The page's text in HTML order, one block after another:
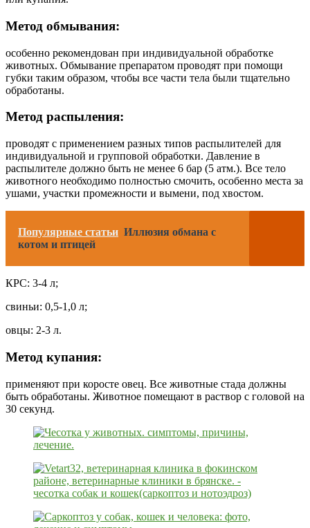
Метод обмывания:
особенно рекомендован при индивидуальной обработке
животных. Обмывание препаратом проводят при помощи
губки таким образом, чтобы все части тела были тщательно
обработаны.
Метод распыления:
проводят с применением разных типов распылителей для
индивидуальной и групповой обработки. Давление в
распылителе должно быть не менее 6 бар (5 атм.). Все тело
животного необходимо полностью смочить, особенно места за
ушами, участки промежности и вымени, под хвостом.
Популярные статьи Иллюзия обмана с
котом и птицей
КРС: 3-4 л;
свиньи: 0,5-1,0 л;
овцы: 2-3 л.
Метод купания:
применяют при коросте овец. Все животные стада должны
быть обработаны. Животное помещают в раствор с головой на
30 секунд.